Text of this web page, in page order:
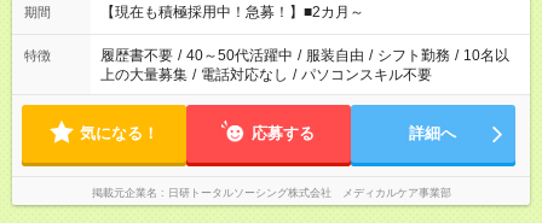
望する勤務時間と、もう1つのお仕事の勤務時間の合計が 週40
期間 【現在も積極採用中！急募！】■2カ月～
特徴 履歴書不要 / 40～50代活躍中 / 服装自由 / シフト勤務 / 10名以
上の大量募集 / 電話対応なし / パソコンスキル不要
気になる！ 応募する 詳細へ
掲載元企業名 日研トータルソーシング株式会社 メディカルケア事業部